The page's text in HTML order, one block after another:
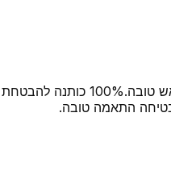
הכובע המחמם הזה מספק הגנת ראש טובה.100% כותנה להבטחת
התאמה טובה.